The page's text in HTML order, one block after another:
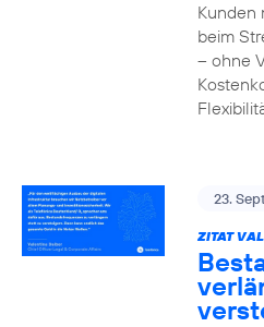
Kunden
beim
– ohne
23.
ZITAT